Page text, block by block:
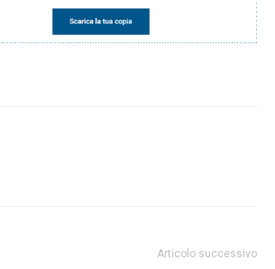
Articolo successivo